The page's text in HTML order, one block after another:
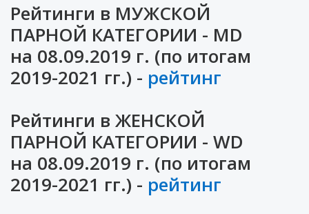
Рейтинги в МУЖСКОЙ
ПАРНОЙ КАТЕГОРИИ - MD
на 08.09.2019 г. (по итогам
2019-2021 гг.) - рейтинг
Рейтинги в ЖЕНСКОЙ
ПАРНОЙ КАТЕГОРИИ - WD
на 08.09.2019 г. (по итогам
2019-2021 гг.) - рейтинг